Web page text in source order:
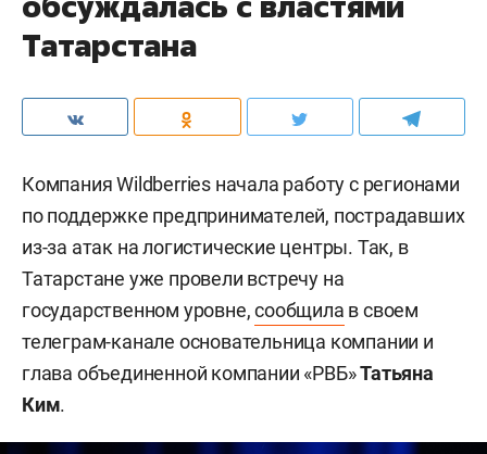
Татарстана
Компания Wildberries начала работу с регионами
по поддержке предпринимателей, пострадавших
из-за атак на логистические центры. Так, в
Татарстане уже провели встречу на
государственном уровне,сообщила в своем
телеграм-канале основательница компании и
глава объединенной компании «РВБ»Татьяна
Ким.